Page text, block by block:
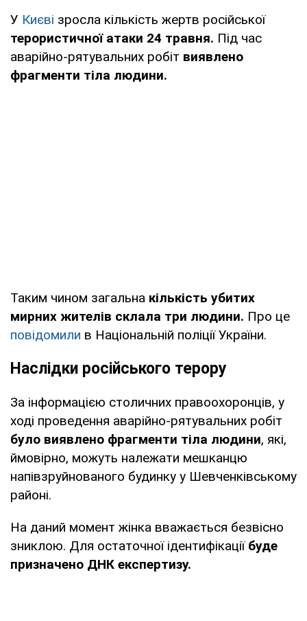
У Києві зросла кількість жертв російської
терористичної атаки 24 травня. Під час
аварійно-рятувальних робіт виявлено
фрагменти тіла людини.
Таким чином загальна кількість убитих
мирних жителів склала три людини. Про це
повідомили в Національній поліції України.
Наслідки російського терору
За інформацією столичних правоохоронців, у
ході проведення аварійно-рятувальних робіт
було виявлено фрагменти тіла людини, які,
ймовірно, можуть належати мешканцю
напівзруйнованого будинку у Шевченківському
районі.
На даний момент жінка вважається безвісно
зниклою. Для остаточної ідентифікації буде
призначено ДНК експертизу.